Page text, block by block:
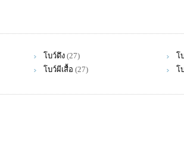
โบว์ดึง (27) โ
โบว์ผีเสื้อ (27) โ